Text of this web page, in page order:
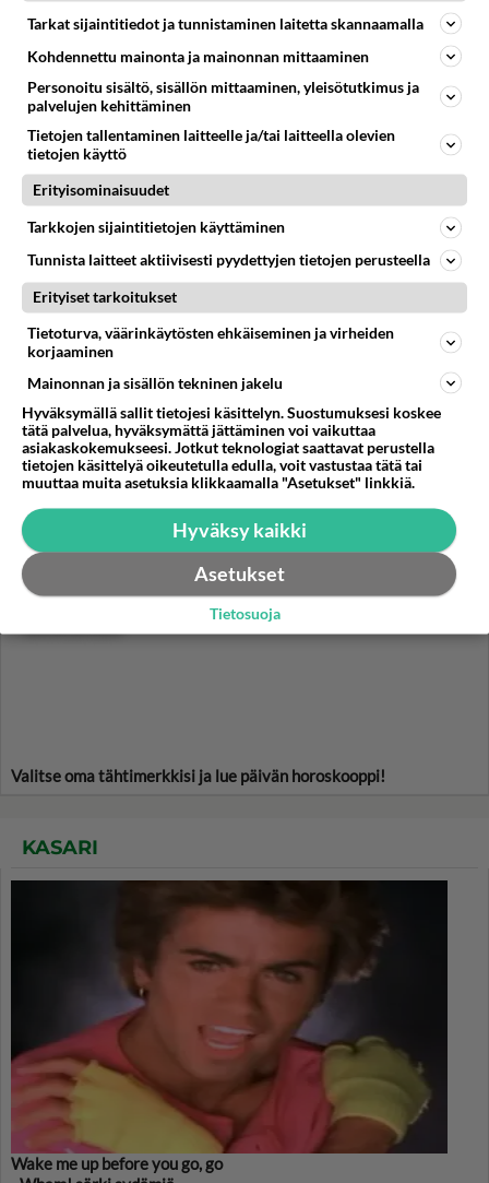
RESEPTIT
Pulled pork eli nyhtöpossu on
savunmakuinen, mehevä
possu.
Tämä on helppo
perusmuffinssien ohje.
Ossobucco on pataruokien
aatelia.
Kukkakaaligratiini on mehevä
Kaurasämpylät ovat tuoreina
bueno!
HOROSKOOPPI
Valitse oma tähtimerkkisi ja lue päivän horoskooppi!
KASARI
Wake me up before you go, go
Tarkat sijaintitiedot ja tunnistaminen laitetta skannaamalla
Kohdennettu mainonta ja mainonnan mittaaminen
Personoitu sisältö, sisällön mittaaminen, yleisötutkimus ja
palvelujen kehittäminen
Tietojen tallentaminen laitteelle ja/tai laitteella olevien
tietojen käyttö
Erityisominaisuudet
Tarkkojen sijaintitietojen käyttäminen
Tunnista laitteet aktiivisesti pyydettyjen tietojen perusteella
Erityiset tarkoitukset
Tietoturva, väärinkäytösten ehkäiseminen ja virheiden
korjaaminen
Mainonnan ja sisällön tekninen jakelu
Hyväksymällä sallit tietojesi käsittelyn. Suostumuksesi koskee
tätä palvelua, hyväksymättä jättäminen voi vaikuttaa
asiakaskokemukseesi. Jotkut teknologiat saattavat perustella
tietojen käsittelyä oikeutetulla edulla, voit vastustaa tätä tai
muuttaa muita asetuksia klikkaamalla "Asetukset" linkkiä.
Hyväksy kaikki
Asetukset
Tietosuoja